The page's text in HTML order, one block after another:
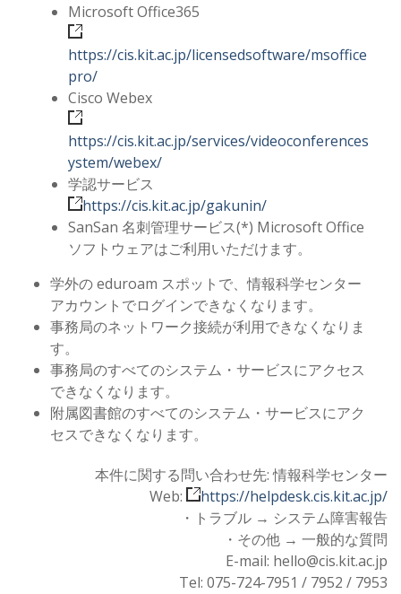
Microsoft Office365
https://cis.kit.ac.jp/licensedsoftware/msoffice
pro/
Cisco Webex
https://cis.kit.ac.jp/services/videoconferences
ystem/webex/
学認サービス
https://cis.kit.ac.jp/gakunin/
SanSan 名刺管理サービス(*) Microsoft Office
ソフトウェアはご利用いただけます。
学外の eduroam スポットで、情報科学センター
アカウントでログインできなくなります。
事務局のネットワーク接続が利用できなくなりま
す。
事務局のすべてのシステム・サービスにアクセス
できなくなります。
附属図書館のすべてのシステム・サービスにアク
セスできなくなります。
本件に関する問い合わせ先: 情報科学センター
Web:
https://helpdesk.cis.kit.ac.jp/
・トラブル → システム障害報告
・その他 → 一般的な質問
E-mail: hello@cis.kit.ac.jp
Tel: 075-724-7951 / 7952 / 7953